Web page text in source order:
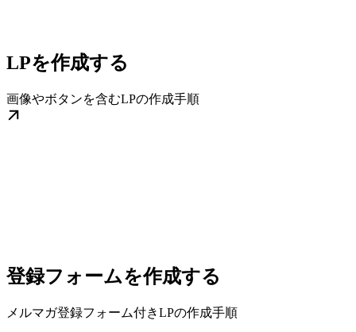
LPを作成する
画像やボタンを含むLPの作成手順
登録フォームを作成する
メルマガ登録フォーム付きLPの作成手順